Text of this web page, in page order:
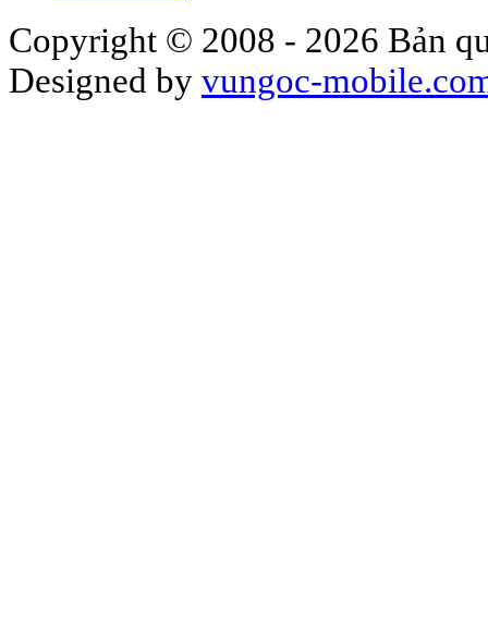
Copyright © 2008 - 2026 Bản
Designed by vungoc-